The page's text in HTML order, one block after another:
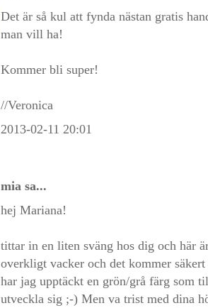
Det är så kul att fynda nästan gratis
man vill ha!
Kommer bli super!
//Veronica
2013-02-11 20:01
mia sa...
hej Mariana!
tittar in en liten sväng hos dig och här
overkligt vacker och det kommer
har jag upptäckt en grön/grå färg som
utveckla sig ;-) Men va trist med dina